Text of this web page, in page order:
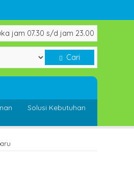
jam 07.30 s/d jam 23.00
Cari
Solusi Kebutuhan